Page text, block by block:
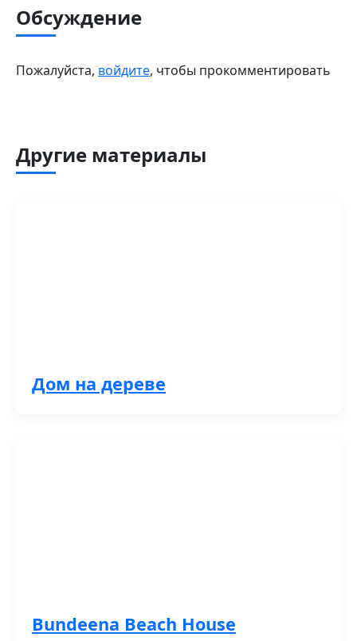
Обсуждение
Пожалуйста, войдите, чтобы прокомментировать
Другие материалы
Дом на дереве
Bundeena Beach House